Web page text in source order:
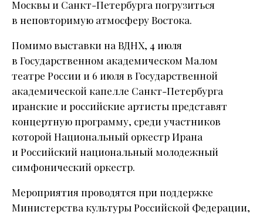
Москвы и Санкт-Петербурга погрузиться
в неповторимую атмосферу Востока.
Помимо выставки на ВДНХ, 4 июля
в Государственном академическом Малом
театре России и 6 июля в Государственной
академической капелле Санкт-Петербурга
иранские и российские артисты представят
концертную программу, среди участников
которой Национальный оркестр Ирана
и Российский национальный молодежный
симфонический оркестр.
Мероприятия проводятся при поддержке
Министерства культуры Российской Федерации,